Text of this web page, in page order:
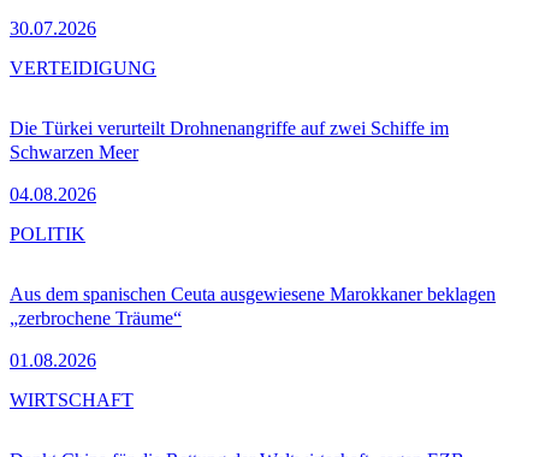
30.07.2026
Die Türkei verurteilt Drohnenangriffe auf zwei Schiffe im
Schwarzen Meer
04.08.2026
VERTEIDIGUNG
Aus dem spanischen Ceuta ausgewiesene Marokkaner beklagen
„zerbrochene Träume“
01.08.2026
POLITIK
WIRTSCHAFT